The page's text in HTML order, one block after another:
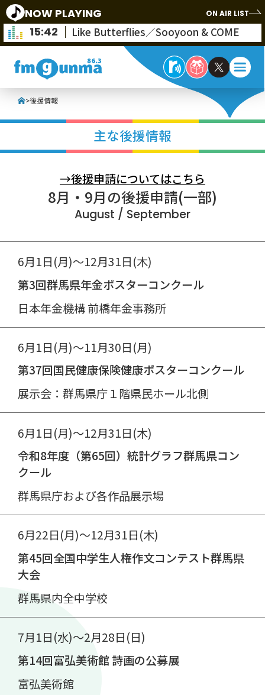
NOW PLAYING ON AIR LIST
15:42 Like Butterflies／Sooyoon & COME
>後援情報
主な後援情報
→後援申請についてはこちら
8月・9月の後援申請(一部)
August / September
6月1日(月)～12月31日(木)
第3回群馬県年金ポスターコンクール
日本年金機構 前橋年金事務所
6月1日(月)～11月30日(月)
第37回国民健康保険健康ポスターコンクール
展示会：群馬県庁１階県民ホール北側
6月1日(月)～12月31日(木)
令和8年度（第65回）統計グラフ群馬県コン
クール
群馬県庁および各作品展示場
6月22日(月)～12月31日(木)
第45回全国中学生人権作文コンテスト群馬県
大会
群馬県内全中学校
7月1日(水)～2月28日(日)
第14回富弘美術館 詩画の公募展
富弘美術館